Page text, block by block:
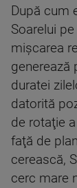
După cum
Soarelui
mişcarea
generează
duratei
datorită
de rotaţie
faţă de
cerească,
cerc mare